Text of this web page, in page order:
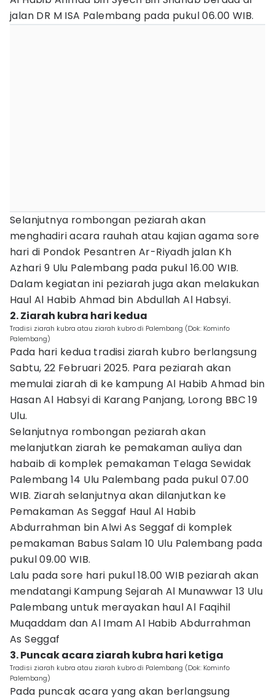
jalan DR M ISA Palembang pada pukul 06.00 WIB.
Selanjutnya rombongan peziarah akan
menghadiri acara rauhah atau kajian agama sore
hari di Pondok Pesantren Ar-Riyadh jalan Kh
Azhari 9 Ulu Palembang pada pukul 16.00 WIB.
Dalam kegiatan ini peziarah juga akan melakukan
Haul Al Habib Ahmad bin Abdullah Al Habsyi.
2. Ziarah kubra hari kedua
Tradisi ziarah kubra atau ziarah kubro di Palembang (Dok: Kominfo
Palembang)
Pada hari kedua tradisi ziarah kubro berlangsung
Sabtu, 22 Februari 2025. Para peziarah akan
memulai ziarah di ke kampung Al Habib Ahmad bin
Hasan Al Habsyi di Karang Panjang, Lorong BBC 19
Ulu.
Selanjutnya rombongan peziarah akan
melanjutkan ziarah ke pemakaman auliya dan
habaib di komplek pemakaman Telaga Sewidak
Palembang 14 Ulu Palembang pada pukul 07.00
WIB. Ziarah selanjutnya akan dilanjutkan ke
Pemakaman As Seggaf Haul Al Habib
Abdurrahman bin Alwi As Seggaf di komplek
pemakaman Babus Salam 10 Ulu Palembang pada
pukul 09.00 WIB.
Lalu pada sore hari pukul 18.00 WIB peziarah akan
mendatangi Kampung Sejarah Al Munawwar 13 Ulu
Palembang untuk merayakan haul Al Faqihil
Muqaddam dan Al Imam Al Habib Abdurrahman
As Seggaf
3. Puncak acara ziarah kubra hari ketiga
Tradisi ziarah kubra atau ziarah kubro di Palembang (Dok: Kominfo
Palembang)
Pada puncak acara yang akan berlangsung